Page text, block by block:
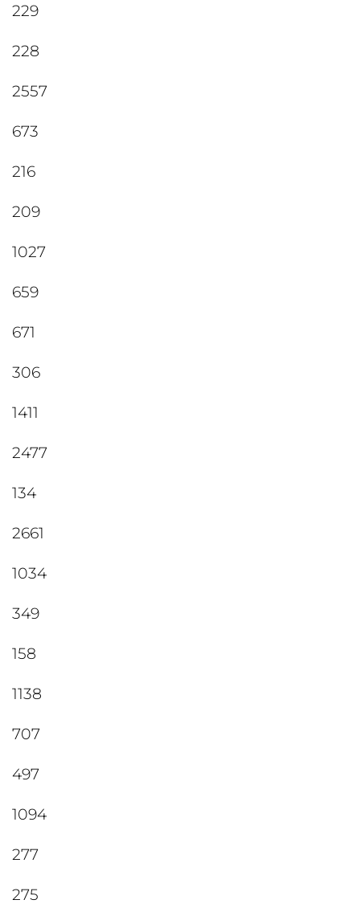
229
228
2557
673
216
209
1027
659
671
306
1411
2477
134
2661
1034
349
158
1138
707
497
1094
277
275